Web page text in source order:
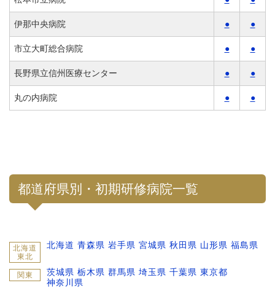
伊那中央病院 ● ●
市立大町総合病院 ● ●
長野県立信州医療センター ● ●
丸の内病院 ● ●
都道府県別・初期研修病院一覧
北海道
東北
北海道 青森県 岩手県 宮城県 秋田県 山形県 福島県
関東 茨城県 栃木県 群馬県 埼玉県 千葉県 東京都
神奈川県